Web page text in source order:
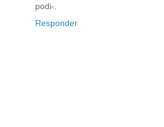
podi-.
Responder